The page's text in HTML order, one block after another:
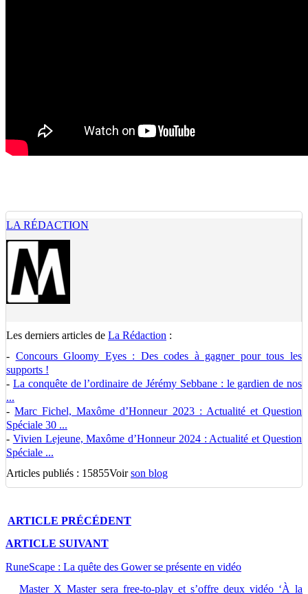
LA RÉDACTION
Les derniers articles de La Rédaction :
- Concours Gloomy Eyes : Des codes à gagner pour tous les
supports !
- La conquête de l’ordinaire de Jérémy Sebbane : le gardien de nos
...
-Marc Fichel, Maxôme d’Honneur 2023 : Actualité et Question
Spéciale 30 ...
- Vivien Lejeune, Maxôme d’Honneur 2024 : Actualité et Question
Spéciale ...
Articles publiés : 15855Voirson blog
ARTICLE PRÉCÉDENT
ARTICLE SUIVANT
RuneScape : La quête des Gower se présente en vidéo
Master X Master sera free-to-play et s’offre deux vidéo ‘À la